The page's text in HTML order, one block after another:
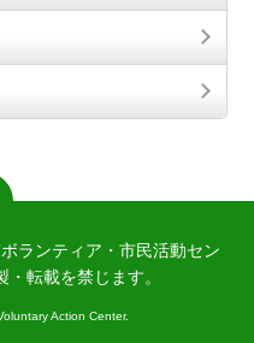
ランティア・市民活動セン
・転載を禁じます。
Action Center.